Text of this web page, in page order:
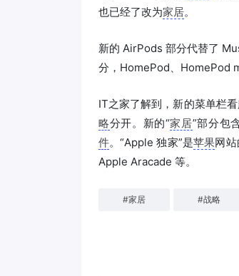
也已经了改为家居。
新的 AirPods 部分代替了
分，HomePod、HomePod
IT之家了解到，新的菜单栏
略分开。新的“家居”部分包
件。“Apple 独家”是苹果网
Apple Aracade 等。
#家居 #战略